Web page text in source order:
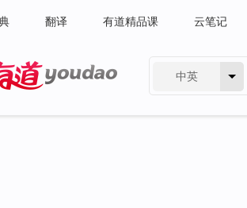
翻译 有道精品课 云笔记
中英